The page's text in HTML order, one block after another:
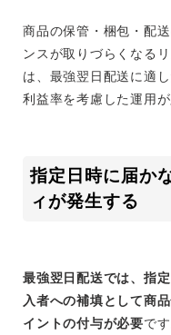
商品の保管・梱包・配
ンスが取りづらくなる
は、最強翌日配送に適
利益率を考慮した運用が
指定日時に届か
ィが発生する
最強翌日配送では、指
入者への補填として商
イントの付与が必要で